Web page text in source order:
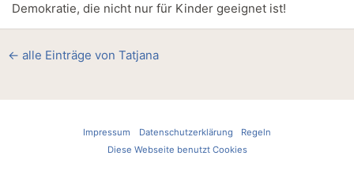
Demokratie, die nicht nur für Kinder geeignet ist!
← alle Einträge von Tatjana
Impressum Datenschutzerklärung
Regeln
Diese Webseite benutzt Cookies